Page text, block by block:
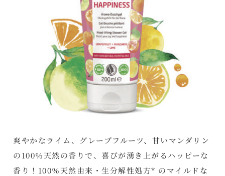
爽やかなライム、グレープフルーツ、甘いマンダリン
の100％天然の香りで、喜びが湧き上がるハッピーな
香り！100％天然由来・生分解性処方* のマイルドな